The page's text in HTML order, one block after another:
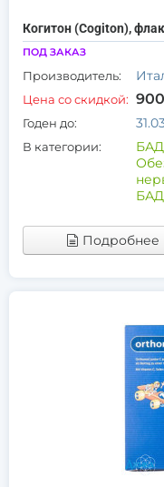
Когитон (Cogiton),
ПОД ЗАКАЗ
Производитель:
Цена со скидкой: 900
Годен до:
В категории:
Подробнее